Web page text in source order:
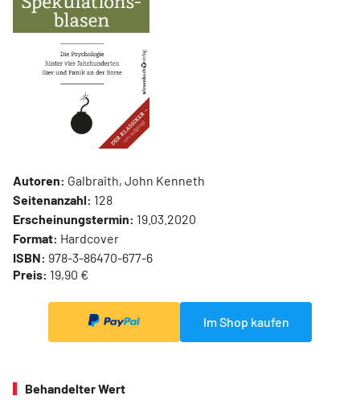
Autoren: Galbraith, John Kenneth
Seitenanzahl: 128
Erscheinungstermin: 19.03.2020
Format: Hardcover
ISBN: 978-3-86470-677-6
Preis: 19,90 €
Im Shop kaufen
Behandelter Wert